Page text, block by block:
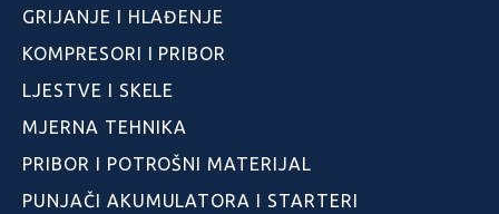
GRIJANJE I HLAĐENJE
KOMPRESORI I PRIBOR
LJESTVE I SKELE
MJERNA TEHNIKA
PRIBOR I POTROŠNI MATERIJAL
PUNJAČI AKUMULATORA I STARTERI